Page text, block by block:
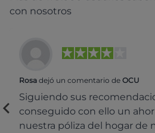
con nosotros
Rosa dejó un comentario de OCU
Siguiendo sus
conseguido con ello un
nuestra póliza del hogar de